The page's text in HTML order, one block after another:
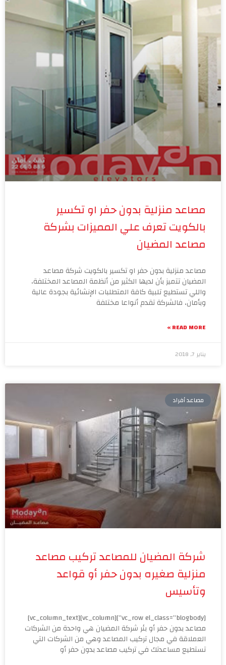
مصاعد منزلية بدون حفر او تكسير
بالكويت تعرف علي المميزات بشركة
مصاعد المضيان
مصاعد منزلية بدون حفر او تكسير بالكويت شركة مصاعد
المضيان تتميز بأن لديها الكثير من أنظمة المصاعد المختلفة،
واللي تستطيع تلبية كافة المتطلبات الإنشائية بجودة عالية
وبأمان، فالشركة تقدم أنواعا مختلفة
READ MORE »
يناير 7, 2018
مصاعد أفراد
شركة المضيان للمصاعد تركيب مصاعد
منزلية صغيره بدون حفر أو قواعد
وتأسيس
[vc_row el_class=”blogbody”][vc_column][vc_column_text]
مصاعد بدون حفر أو بئر شركة المضيان هي واحدة من الشركات
العملاقة في مجال تركيب المصاعد وهي من الشركات التي
تستطيع مساعدتك في تركيب مصاعد بدون حفر أو